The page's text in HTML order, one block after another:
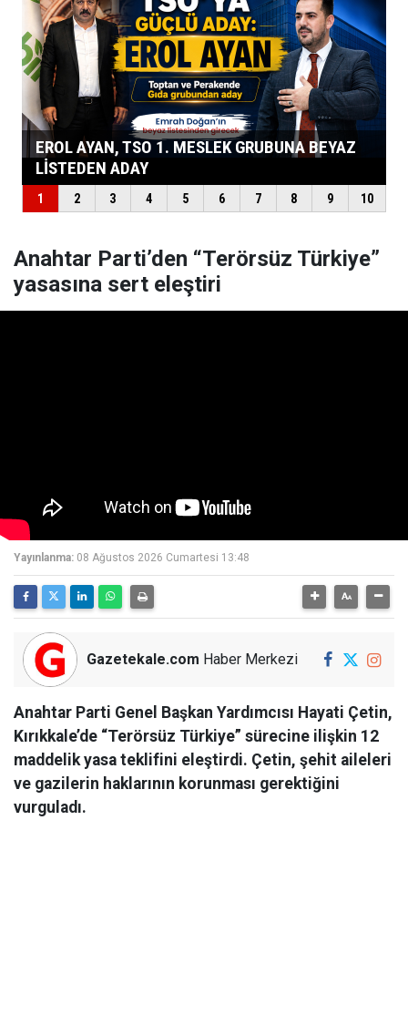
Anahtar Parti’den “Terörsüz Türkiye”
yasasına sert eleştiri
Yayınlanma: 08 Ağustos 2026 Cumartesi 13:48
Gazetekale.com Haber Merkezi
Anahtar Parti Genel Başkan Yardımcısı Hayati Çetin,
Kırıkkale’de “Terörsüz Türkiye” sürecine ilişkin 12
maddelik yasa teklifini eleştirdi. Çetin, şehit aileleri
ve gazilerin haklarının korunması gerektiğini
vurguladı.